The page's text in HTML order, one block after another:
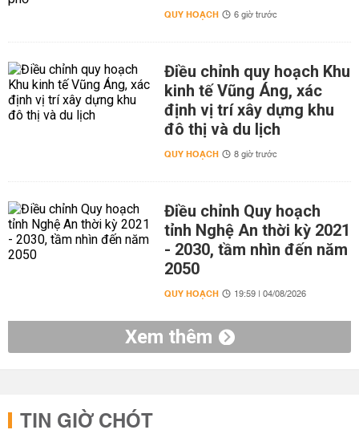
QUY HOẠCH 6 giờ trước
Điều chỉnh quy hoạch Khu
kinh tế Vũng Áng, xác
định vị trí xây dựng khu
đô thị và du lịch
QUY HOẠCH 8 giờ trước
Điều chỉnh Quy hoạch
tỉnh Nghệ An thời kỳ 2021
- 2030, tầm nhìn đến năm
2050
QUY HOẠCH 19:59 | 04/08/2026
Xem thêm
TIN GIỜ CHÓT